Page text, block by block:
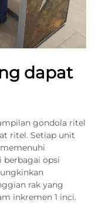
dapat
gondola ritel
ritel. Setiap unit
berbagai opsi
rak yang
inkremen 1 inci.